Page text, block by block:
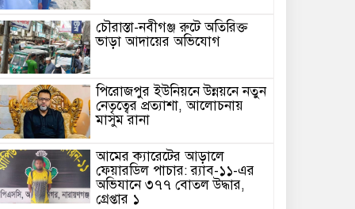
চৌরাস্তা-নবীগঞ্জ রুটে অতিরিক্ত
ভাড়া আদায়ের অভিযোগ
পিরোজপুর ইউনিয়নে উন্নয়নে নতুন
নেতৃত্বের প্রত্যাশা, আলোচনায়
মাসুম রানা
আমের ক্যারেটের আড়ালে
ফেয়ারডিল পাচার: র‍্যাব-১১-এর
অভিযানে ৩৭৭ বোতল উদ্ধার,
গ্রেপ্তার ১